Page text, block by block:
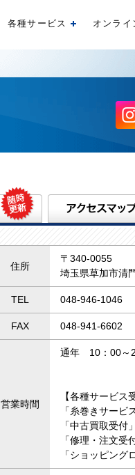
各種サービス 開くオンライ
住所
〒340-0055
埼玉県草加市清
TEL 048-946-1046
FAX 048-941-6602
営業時間
通年 10：00～
【各種サービス
「糸巻きサービ
「中古買取受
「修理・注文
「ショッピン